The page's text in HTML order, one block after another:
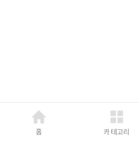
홈 카테고리